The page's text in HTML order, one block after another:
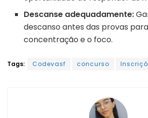
Descanse adequadamente:
descanso antes das provas
concentração e o foco.
Tags: Codevasf concurso